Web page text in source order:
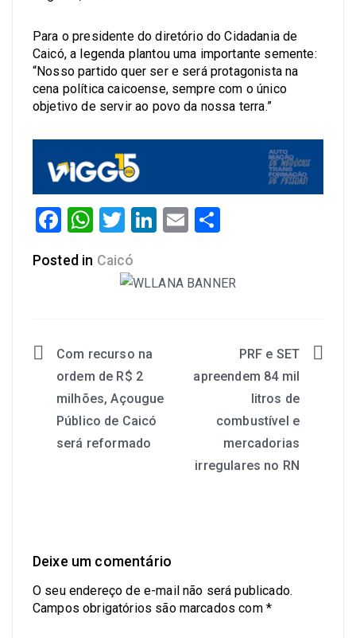
Para o presidente do diretório do Cidadania de
Caicó, a legenda plantou uma importante semente:
“Nosso partido quer ser e será protagonista na
cena política caicoense, sempre com o único
objetivo de servir ao povo da nossa terra.”
Facebook
WhatsApp
Twitter
LinkedIn
Email
Posted in Caicó
Com recurso na
ordem de R$ 2
milhões, Açougue
Público de Caicó
será reformado
PRF e SET
apreendem 84 mil
litros de
combustível e
mercadorias
irregulares no RN
Deixe um comentário
O seu endereço de e-mail não será publicado.
Campos obrigatórios são marcados com *